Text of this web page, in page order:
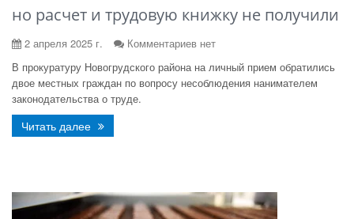
но расчет и трудовую книжку не получили
2 апреля 2025 г.
Комментариев нет
В прокуратуру Новогрудского района на личный прием обратились
двое местных граждан по вопросу несоблюдения нанимателем
законодательства о труде.
Читать далее